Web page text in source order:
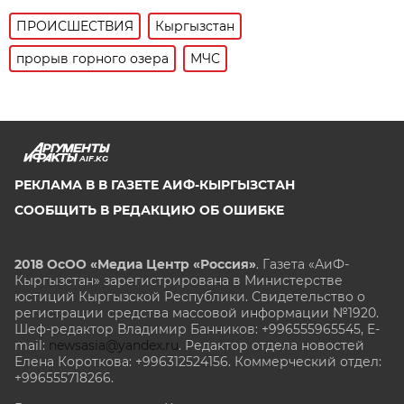
ПРОИСШЕСТВИЯ
Кыргызстан
прорыв горного озера
МЧС
AIF.KG
РЕКЛАМА В В ГАЗЕТЕ АИФ-КЫРГЫЗСТАН
СООБЩИТЬ В РЕДАКЦИЮ ОБ ОШИБКЕ
2018 ОсОО «Медиа Центр «Россия». Газета «АиФ-
Кыргызстан» зарегистрирована в Министерстве
юстиций Кыргызской Республики. Свидетельство о
регистрации средства массовой информации №1920.
Шеф-редактор Владимир Банников: +996555965545, E-
mail: newsasia@yandex.ru. Редактор отдела новостей
Елена Короткова: +996312524156. Коммерческий отдел:
+996555718266.